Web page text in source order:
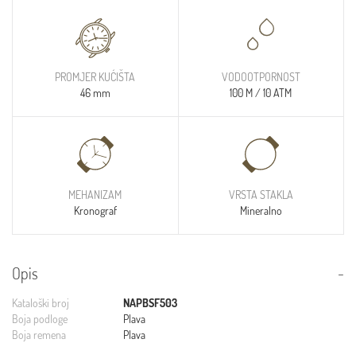
PROMJER KUĆIŠTA
46 mm
VODOOTPORNOST
100 M / 10 ATM
MEHANIZAM
Kronograf
VRSTA STAKLA
Mineralno
Opis
Kataloški broj
NAPBSF503
Boja podloge
Plava
Boja remena
Plava